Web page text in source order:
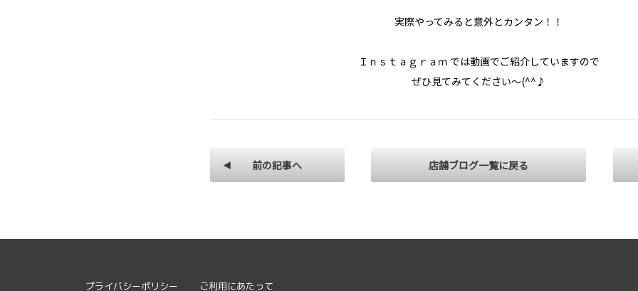
実際やってみると意外とカンタン！！
Ｉｎｓｔａｇｒａｍ では動画でご紹介していますので
ぜひ見てみてください～(^^♪
前の記事へ 店舗ブログ一覧に戻る
プライバシーポリシー ご利用にあたって